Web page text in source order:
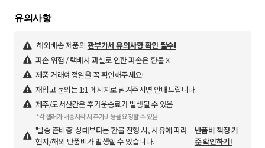
유의사항
해외배송 제품의 관부가세 유의사항 확인 필수!
파손 위험 / 택배사 과실로 인한 파손은 환불 X
제품 거래예정일을 꼭 확인해주세요!
재입고 문의는 1:1 메시지로 남겨주시면 안내드립니다.
제주/도서산간은 추가운송료가 발생될 수 있음
*각 셀러가 배송시작 시 추가비용을 요청할 수 있음
'발송 준비중' 상태부터는 환불 진행 시, 사유에 따라
현지/해외 반품비가 발생할 수 있습니다.
반품비 책정 기
준 확인하기!